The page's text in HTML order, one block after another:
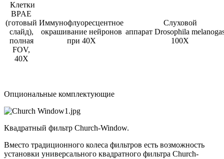
Клетки
BPAE
(готовый
слайд),
полная
FOV,
40Х
Иммунофлуоресцентное
окрашивание нейронов
при 40Х
Слуховой
аппарат Drosophila
100X
Опциональные комплектующие
Квадратный фильтр Church-Window.
Вместо традиционного колеса фильтров есть возможность
установки универсального квадратного фильтра Church-